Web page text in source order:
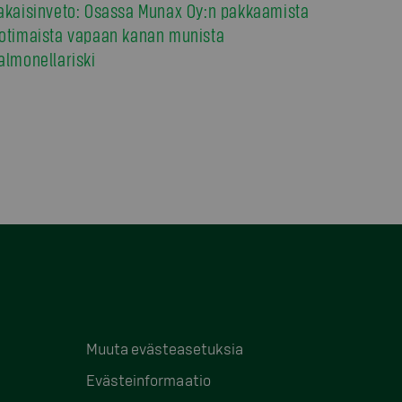
Osassa Munax Oy:n pakkaamista
vapaan kanan munista
Muuta evästeasetuksia
Evästeinformaatio